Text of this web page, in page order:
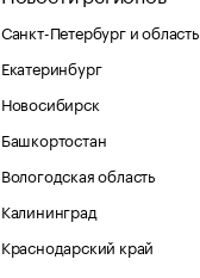
Санкт-Петербург и область
Екатеринбург
Новосибирск
Башкортостан
Вологодская область
Калининград
Краснодарский край